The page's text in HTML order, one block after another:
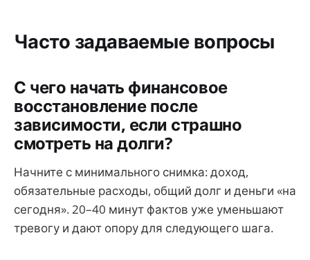
Часто задаваемые вопросы
С чего начать финансовое
восстановление после
зависимости, если страшно
смотреть на долги?
Начните с минимального снимка: доход,
обязательные расходы, общий долг и деньги «на
сегодня». 20–40 минут фактов уже уменьшают
тревогу и дают опору для следующего шага.